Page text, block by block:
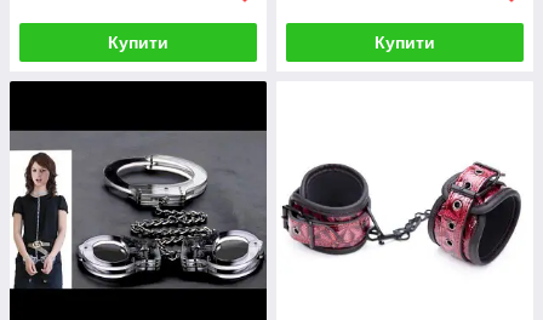
Купити Купити